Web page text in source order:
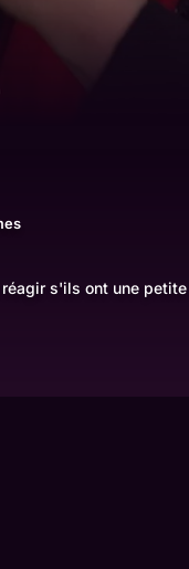
s'ils ont une petite